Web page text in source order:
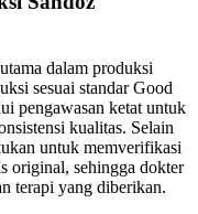
dalam produksi
sesuai standar Good
pengawasan ketat untuk
kualitas. Selain
untuk memverifikasi
original, sehingga dokter
terapi yang diberikan.